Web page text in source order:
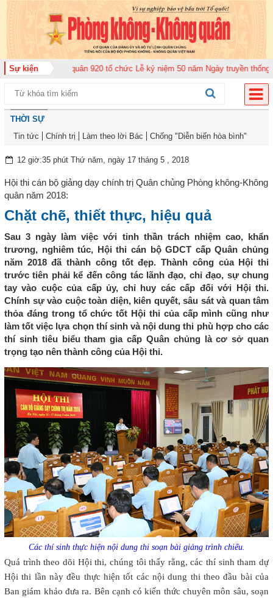
Sự kiện
đoàn Không quân 920 tổ chức Lễ kỷ niệm 50 năm Ngày truyền thống (12-
THỜI SỰ
Tin tức
Chính trị Làm theo lời Bác Chống "Diễn biến hòa bình"
12 giờ:35 phút Thứ năm, ngày 17 tháng 5 , 2018
Hội thi cán bộ giảng dạy chính trị Quân chủng Phòng không-Không
quân năm 2018:
Chặt chẽ, thiết thực, hiệu quả
Sau 3 ngày làm việc với tinh thần trách nhiệm cao, khẩn
trương, nghiêm túc, Hội thi cán bộ GDCT cấp Quân chủng
năm 2018 đã thành công tốt đẹp. Thành công của Hội thi
trước tiên phải kể đến công tác lãnh đạo, chỉ đạo, sự chung
tay vào cuộc của cấp ủy, chỉ huy các cấp đối với Hội thi.
Chính sự vào cuộc toàn diện, kiên quyết, sâu sát và quan tâm
thỏa đáng trong tổ chức tốt Hội thi của cấp mình cũng như
làm tốt việc lựa chọn thí sinh và nội dung thi phù hợp cho các
thí sinh tiêu biểu tham gia cấp Quân chủng là cơ sở quan
trọng tạo nên thành công của Hội thi.
Các thí sinh thực hiện nội dung thi soạn bài giảng trình chiếu.
Quá trình theo dõi Hội thi, chúng tôi thấy rằng, các thí sinh tham dự
Hội thi lần này đều thực hiện tốt các nội dung thi theo đầu bài của
Ban giám khảo đưa ra. Bên cạnh có kiến thức chuyên môn sâu, soạn